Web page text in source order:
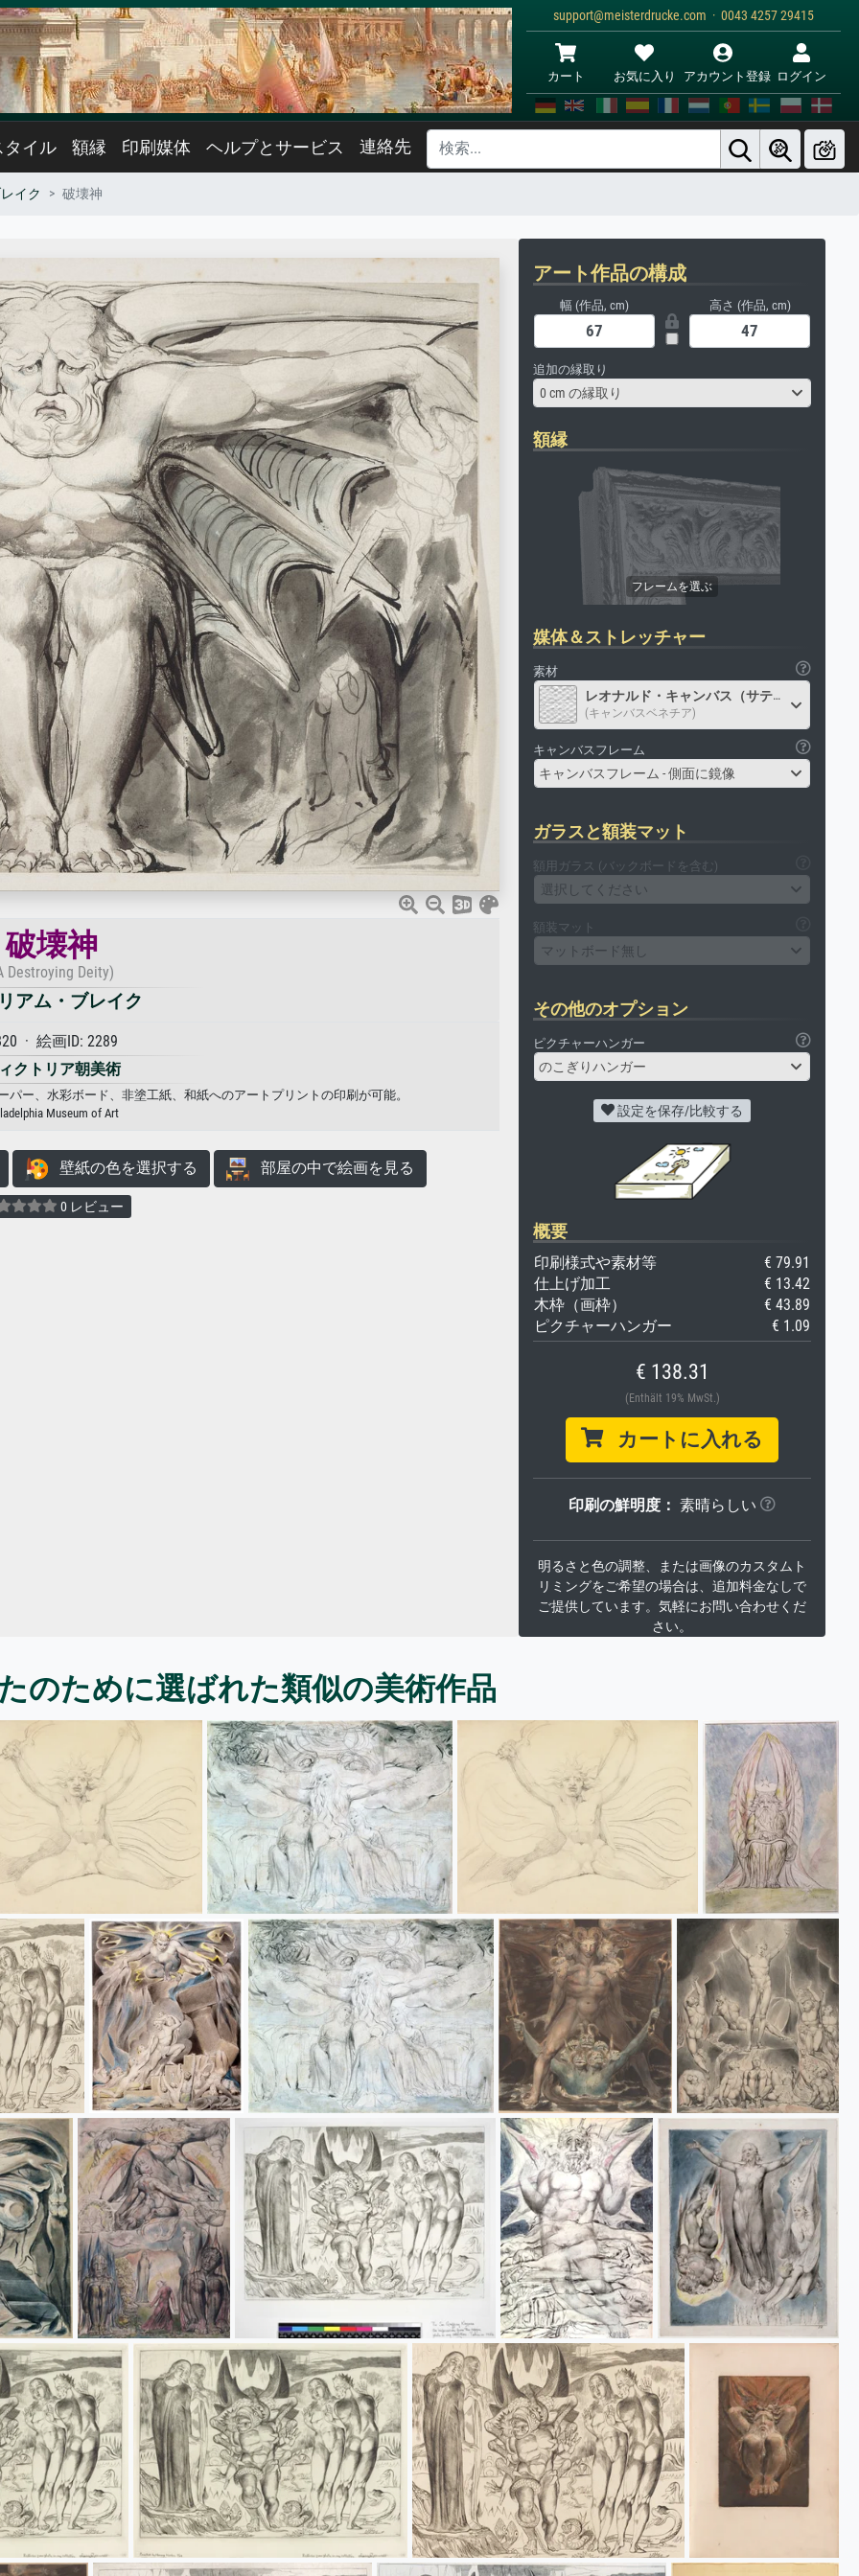
support@meisterdrucke.com · 0043 4257 29415
カート お気に入り アカウント登録 ログイン
タイル 額縁 印刷媒体 ヘルプとサービス 連絡先
イク 破壊神
破壊神
Destroying Deity)
アム・ブレイク
· 絵画ID: 2289
クトリア朝美術
ー、水彩ボード、非塗工紙、和紙へのアートプリントの印刷が可能。
Museum of Art
壁紙の色を選択する 部屋の中で絵画を見る
0 レビュー
アート作品の構成
幅 (作品, cm) 高さ (作品, cm)
追加の縁取り
0 cm の縁取り
額縁
媒体＆ストレッチャー
素材
レオナルド・キャンバス（サテン）
(キャンバスベネチア)
キャンバスフレーム
キャンバスフレーム - 側面に鏡像
ガラスと額装マット
額用ガラス (バックボードを含む)
選択してください
額装マット
マットボード無し
その他のオプション
ピクチャーハンガー
のこぎりハンガー
設定を保存/比較する
概要
印刷様式や素材等
€ 79.91
仕上げ加工
€ 13.42
木枠（画枠）
€ 43.89
ピクチャーハンガー
€ 1.09
€ 138.31
(Enthält 19% MwSt.)
カートに入れる
印刷の鮮明度： 素晴らしい
明るさと色の調整、または画像のカスタムト
リミングをご希望の場合は、追加料金なしで
ご提供しています。気軽にお問い合わせくだ
さい。
のために選ばれた類似の美術作品